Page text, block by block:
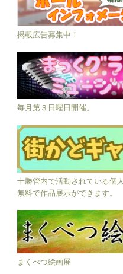
掲載広告募集中！
毎月第３日曜日開催。
十勝管内で活動されている個
無料で作品展示ができます。
まくべつ絵画展